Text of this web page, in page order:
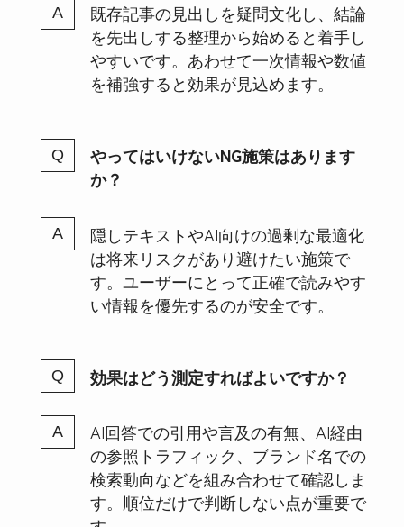
既存記事の見出しを疑問文化し、結論
を先出しする整理から始めると着手し
やすいです。あわせて一次情報や数値
を補強すると効果が見込めます。
やってはいけないNG施策はあります
か？
隠しテキストやAI向けの過剰な最適化
は将来リスクがあり避けたい施策で
す。ユーザーにとって正確で読みやす
い情報を優先するのが安全です。
効果はどう測定すればよいですか？
AI回答での引用や言及の有無、AI経由
の参照トラフィック、ブランド名での
検索動向などを組み合わせて確認しま
す。順位だけで判断しない点が重要で